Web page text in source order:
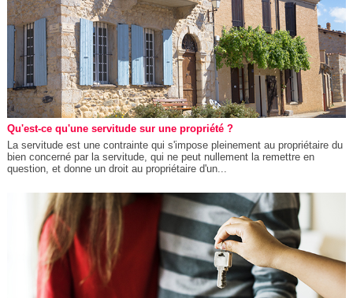
Qu'est-ce qu'une servitude sur une propriété ?
La servitude est une contrainte qui s'impose pleinement au propriétaire du
bien concerné par la servitude, qui ne peut nullement la remettre en
question, et donne un droit au propriétaire d'un...